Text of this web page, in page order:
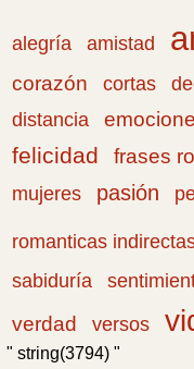
alegría amistad
corazón
cortas
distancia
felicidad frases
mujeres
pasión
romanticas
sabiduría
verdad
versos
" string(3794) "